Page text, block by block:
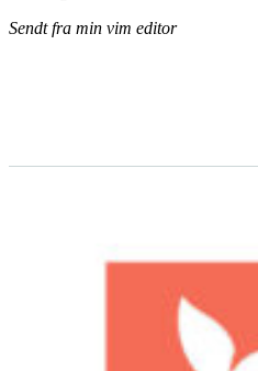
Sendt fra min vim editor